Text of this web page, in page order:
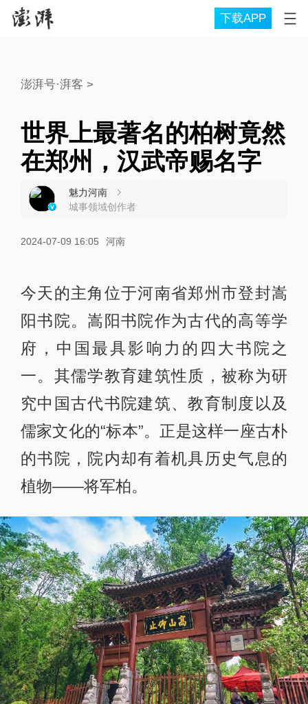
下载APP
澎湃号·湃客 >
世界上最著名的柏树竟然
在郑州，汉武帝赐名字
魅力河南
城事领域创作者
2024-07-09 16:05 河南
今天的主角位于河南省郑州市登封嵩
阳书院。嵩阳书院作为古代的高等学
府，中国最具影响力的四大书院之
一。其儒学教育建筑性质，被称为研
究中国古代书院建筑、教育制度以及
儒家文化的“标本”。正是这样一座古朴
的书院，院内却有着机具历史气息的
植物——将军柏。